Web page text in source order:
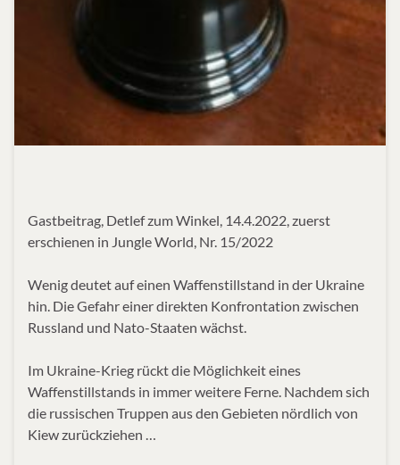
Gastbeitrag, Detlef zum Winkel, 14.4.2022, zuerst
erschienen in Jungle World, Nr. 15/2022
Wenig deutet auf einen Waffenstillstand in der Ukraine
hin. Die Gefahr einer direkten Konfrontation zwischen
Russland und Nato-Staaten wächst.
Im Ukraine-Krieg rückt die Möglichkeit eines
Waffenstillstands in immer weitere Ferne. Nachdem sich
die russischen Truppen aus den Gebieten nördlich von
Kiew zurückziehen …